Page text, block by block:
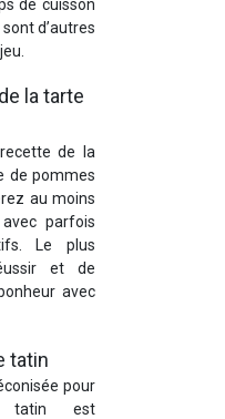
de cuisson
d’autres
la tarte
recette de la
de pommes
au moins
parfois
Le plus
et de
avec
tatin
pour
tatin est